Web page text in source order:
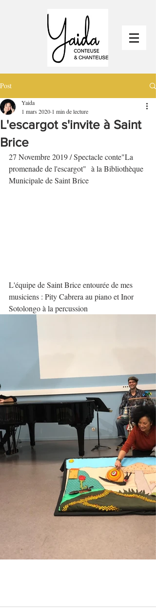
Post
L'escargot s'invite à Saint
Brice
Yaida
1 mars 2020 1 min de lecture
27 Novembre 2019 / Spectacle conte"La
promenade de l'escargot"  à la Bibliothèque
Municipale de Saint Brice
L'équipe de Saint Brice entourée de mes
musiciens : Pity Cabrera au piano et Inor
Sotolongo à la percussion